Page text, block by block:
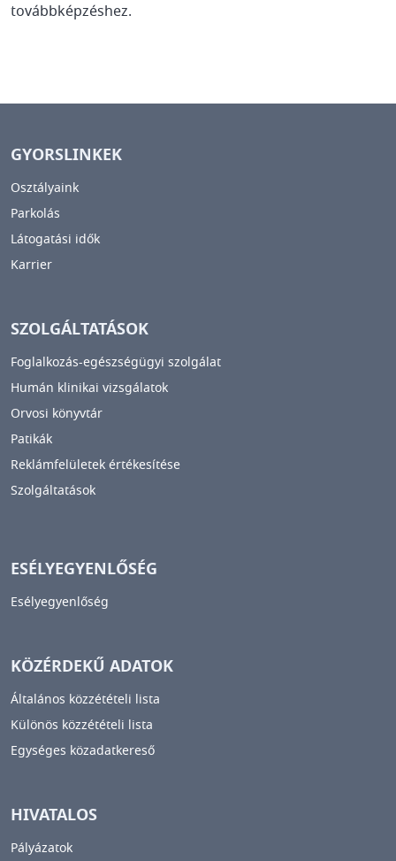
továbbképzéshez.
GYORSLINKEK
Osztályaink
Parkolás
Látogatási idők
Karrier
SZOLGÁLTATÁSOK
Foglalkozás-egészségügyi szolgálat
Humán klinikai vizsgálatok
Orvosi könyvtár
Patikák
Reklámfelületek értékesítése
Szolgáltatások
ESÉLYEGYENLŐSÉG
Esélyegyenlőség
KÖZÉRDEKŰ ADATOK
Általános közzétételi lista
Különös közzétételi lista
Egységes közadatkereső
HIVATALOS
Pályázatok